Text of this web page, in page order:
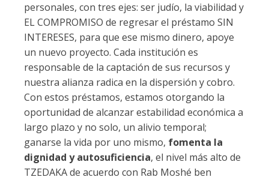
personales, con tres ejes: ser judío, la viabilidad y
EL COMPROMISO de regresar el préstamo SIN
INTERESES, para que ese mismo dinero, apoye
un nuevo proyecto. Cada institución es
responsable de la captación de sus recursos y
nuestra alianza radica en la dispersión y cobro.
Con estos préstamos, estamos otorgando la
oportunidad de alcanzar estabilidad económica a
largo plazo y no solo, un alivio temporal;
ganarse la vida por uno mismo, fomenta la
dignidad y autosuficiencia, el nivel más alto de
TZEDAKA de acuerdo con Rab Moshé ben